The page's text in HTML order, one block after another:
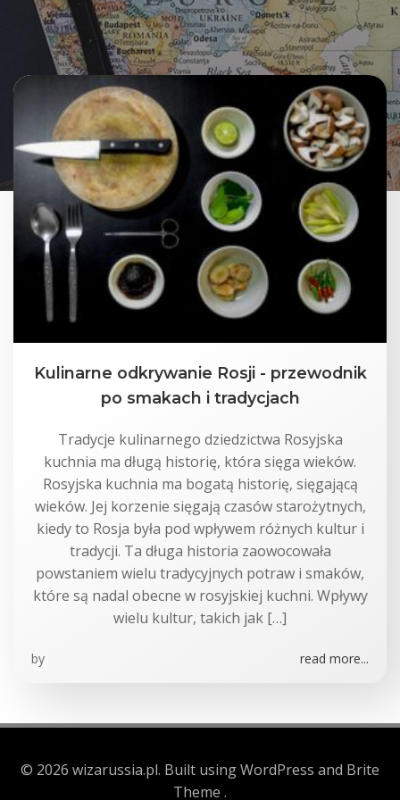
Kulinarne odkrywanie Rosji - przewodnik
po smakach i tradycjach
Tradycje kulinarnego dziedzictwa Rosyjska
kuchnia ma długą historię, która sięga wieków.
Rosyjska kuchnia ma bogatą historię, sięgającą
wieków. Jej korzenie sięgają czasów starożytnych,
kiedy to Rosja była pod wpływem różnych kultur i
tradycji. Ta długa historia zaowocowała
powstaniem wielu tradycyjnych potraw i smaków,
które są nadal obecne w rosyjskiej kuchni. Wpływy
wielu kultur, takich jak […]
by read more...
© 2026 wizarussia.pl. Built using WordPress and Brite
Theme .